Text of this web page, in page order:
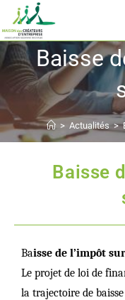
Baisse
> Actualités >
Baisse
Baisse de l’impôt
Le projet de loi de
la trajectoire de